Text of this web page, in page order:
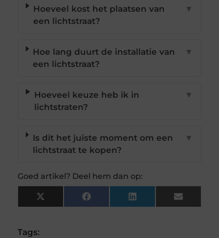
Hoeveel kost het plaatsen van
een lichtstraat?
▼
Hoe lang duurt de installatie van
een lichtstraat?
▼
Hoeveel keuze heb ik in
lichtstraten?
▼
Is dit het juiste moment om een
lichtstraat te kopen?
▼
Goed artikel? Deel hem dan op:
X
(Twitter)
Facebook LinkedIn Email
Tags: